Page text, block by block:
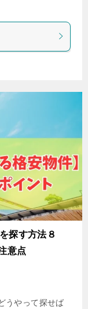
探す方法８
意点
うやって探せば